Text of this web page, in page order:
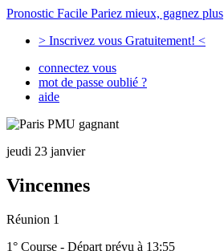
Pronostic Facile Pariez mieux, gagnez plus
> Inscrivez vous Gratuitement! <
connectez vous
mot de passe oublié ?
aide
jeudi 23 janvier
Vincennes
Réunion 1
1° Course - Départ prévu à 13:55